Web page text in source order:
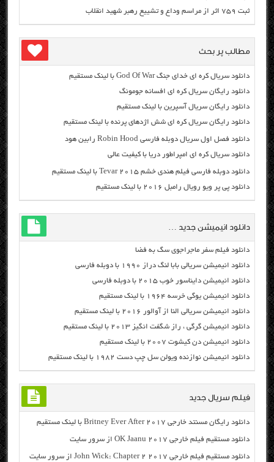
ثبت ۷۵۹ اثر از مراسم وداع و تشییع رهبر شهید انقلاب
مطالب پر بحث
دانلود سریال کره ای خدای جنگ God Of War با لینک مستقیم
دانلود رایگان سریال کره ای افسانه جومونگ
دانلود رایگان سریال آسپرین با لینک مستقیم
دانلود رایگان سریال کره ای شش اژدهای پرنده با لینک مستقیم
دانلود فصل اول سریال دوبله فارسی Robin Hood رابین هود
دانلود سریال کره ای امپراطور دریا با کیفیت عالی
دانلود دوبله فارسی فیلم هندی خشم Tevar ۲۰۱۵ با لینک مستقیم
دانلود پی پر ویو رویال رامبل ۲۰۱۶ با لینک مستقیم
دانلود انیمیشن جدید …
دانلود فیلم سفر ماجراجوی سگ به فضا
دانلود انیمیشن سریالی بابا لنگ دراز ۱۹۹۰ با دوبله فارسی
دانلود انیمیشن دایناسور خوب ۲۰۱۵ با دوبله فارسی
دانلود انیمیشن یوگی خرسه ۱۹۶۴ با لینک مستقیم
دانلود انیمیشن سریالی النا از آوالور ۲۰۱۶ با لینک مستقیم
دانلود انیمیشن گرگی ، راز شگفت انگیز ۲۰۱۳ با لینک مستقیم
دانلود انیمیشن دن کیشوت ۲۰۰۷ با لینک مستقیم
دانلود انیمیشن نوازنده ویولن سل چپ دست ۱۹۸۲ با لینک مستقیم
فیلم سریال جدید
دانلود رایگان مسنتد خارجی Britney Ever After 2017 با لینک مستقیم
دانلود مستقیم فیلم خارجی OK Jaanu 2017 از سرور سایت
دانلود مستقیم فیلم خارجی John Wick: Chapter 2 2017 از سرور سایت